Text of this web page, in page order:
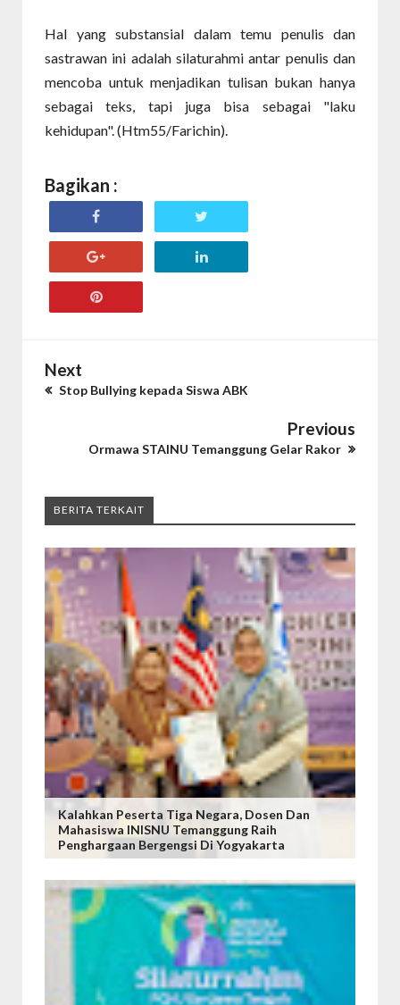
Hal yang substansial dalam temu penulis dan
sastrawan ini adalah silaturahmi antar penulis dan
mencoba untuk menjadikan tulisan bukan hanya
sebagai teks, tapi juga bisa sebagai "laku
kehidupan". (Htm55/Farichin).
Bagikan :
Next
Stop Bullying kepada Siswa ABK
Previous
Ormawa STAINU Temanggung Gelar Rakor
BERITA TERKAIT
Kalahkan Peserta Tiga Negara, Dosen Dan
Mahasiswa INISNU Temanggung Raih
Penghargaan Bergengsi Di Yogyakarta